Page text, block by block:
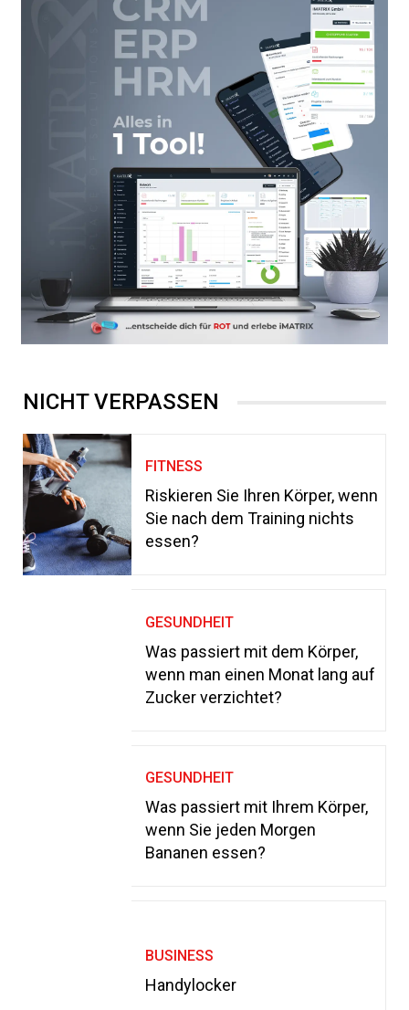
NICHT VERPASSEN
FITNESS
Riskieren Sie Ihren Körper, wenn
Sie nach dem Training nichts
essen?
GESUNDHEIT
Was passiert mit dem Körper,
wenn man einen Monat lang auf
Zucker verzichtet?
GESUNDHEIT
Was passiert mit Ihrem Körper,
wenn Sie jeden Morgen
Bananen essen?
BUSINESS
Handylocker